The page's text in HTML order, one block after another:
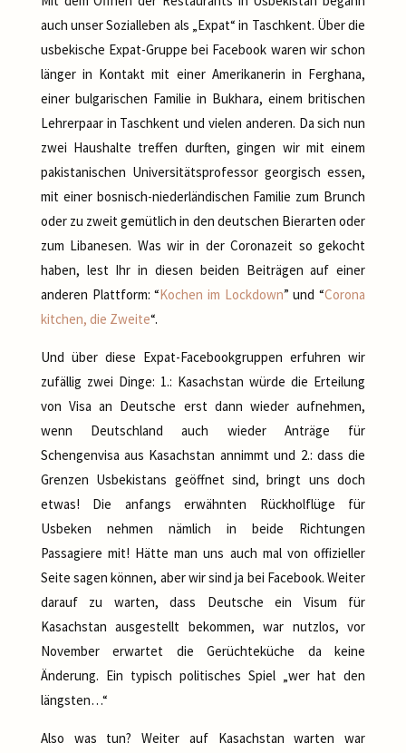
auch unser Sozialleben als „Expat“ in Taschkent. Über die
usbekische Expat-Gruppe bei Facebook waren wir schon
länger in Kontakt mit einer Amerikanerin in Ferghana,
einer bulgarischen Familie in Bukhara, einem britischen
Lehrerpaar in Taschkent und vielen anderen. Da sich nun
zwei Haushalte treffen durften, gingen wir mit einem
pakistanischen Universitätsprofessor georgisch essen,
mit einer bosnisch-niederländischen Familie zum Brunch
oder zu zweit gemütlich in den deutschen Bierarten oder
zum Libanesen. Was wir in der Coronazeit so gekocht
haben, lest Ihr in diesen beiden Beiträgen auf einer
anderen Plattform: “Kochen im Lockdown” und “Corona
kitchen, die Zweite“.
Und über diese Expat-Facebookgruppen erfuhren wir
zufällig zwei Dinge: 1.: Kasachstan würde die Erteilung
von Visa an Deutsche erst dann wieder aufnehmen,
wenn Deutschland auch wieder Anträge für
Schengenvisa aus Kasachstan annimmt und 2.: dass die
Grenzen Usbekistans geöffnet sind, bringt uns doch
etwas! Die anfangs erwähnten Rückholflüge für
Usbeken nehmen nämlich in beide Richtungen
Passagiere mit! Hätte man uns auch mal von offizieller
Seite sagen können, aber wir sind ja bei Facebook. Weiter
darauf zu warten, dass Deutsche ein Visum für
Kasachstan ausgestellt bekommen, war nutzlos, vor
November erwartet die Gerüchteküche da keine
Änderung. Ein typisch politisches Spiel „wer hat den
längsten…“
Also was tun? Weiter auf Kasachstan warten war